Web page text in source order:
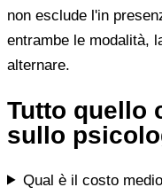
non esclude l'in
entrambe le modalità,
alternare.
Tutto quello
sullo
Qual è il costo